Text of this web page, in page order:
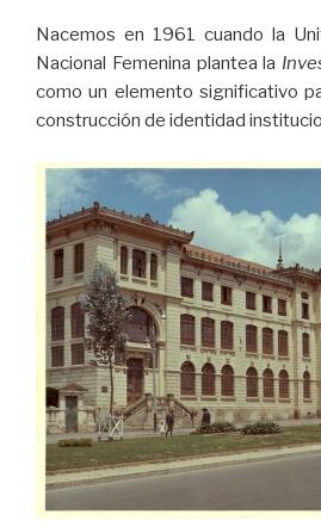
Nacemos en 1961 cuando la
Nacional Femenina plantea la
como un elemento significativo
construcción de identidad